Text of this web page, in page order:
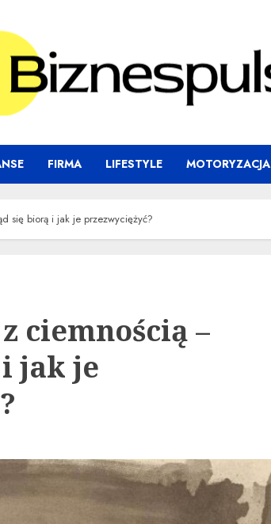
FIRMA LIFESTYLE MOTORYZACJA
się biorą i jak je przezwyciężyć?
ciemnością –
jak je